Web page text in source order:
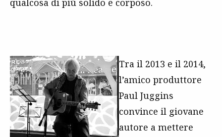
Tra il 2013 e il 2014,
l’amico produttore
Paul Juggins
convince il giovane
autore a mettere